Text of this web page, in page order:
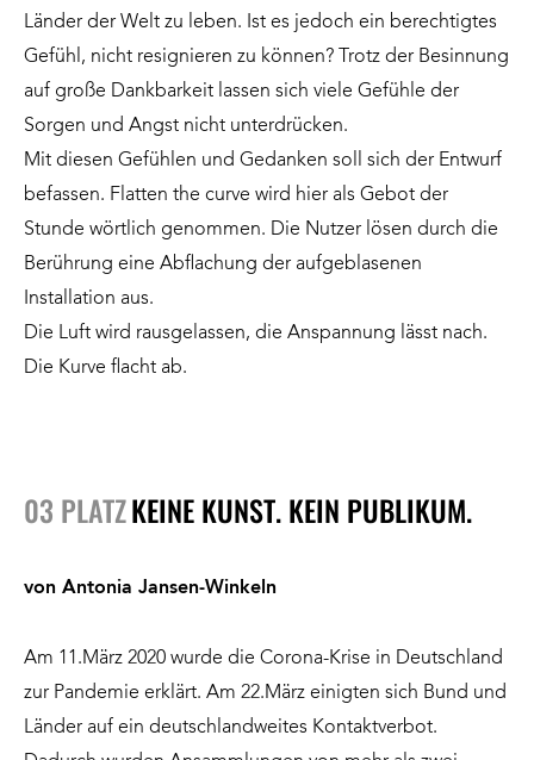
Länder der Welt zu leben. Ist es jedoch ein berechtigtes
Gefühl, nicht resignieren zu können? Trotz der Besinnung
auf große Dankbarkeit lassen sich viele Gefühle der
Sorgen und Angst nicht unterdrücken.
Mit diesen Gefühlen und Gedanken soll sich der Entwurf
befassen. Flatten the curve wird hier als Gebot der
Stunde wörtlich genommen. Die Nutzer lösen durch die
Berührung eine Abflachung der aufgeblasenen
Installation aus.
Die Luft wird rausgelassen, die Anspannung lässt nach.
Die Kurve flacht ab.
03 PLATZKEINE KUNST. KEIN PUBLIKUM.
von Antonia Jansen-Winkeln
Am 11.März 2020 wurde die Corona-Krise in Deutschland
zur Pandemie erklärt. Am 22.März einigten sich Bund und
Länder auf ein deutschlandweites Kontaktverbot.